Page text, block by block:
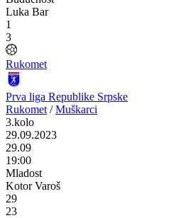
Luka Bar
1
3
Rukomet
Prva liga Republike Srpske
Rukomet / Muškarci
3.kolo
29.09.2023
29.09
19:00
Mladost
Kotor Varoš
29
23